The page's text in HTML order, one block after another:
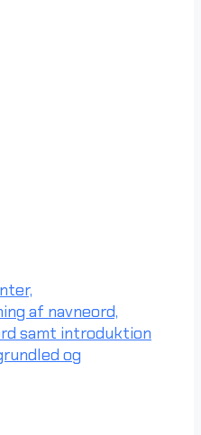
af navneord,
samt introduktion
og